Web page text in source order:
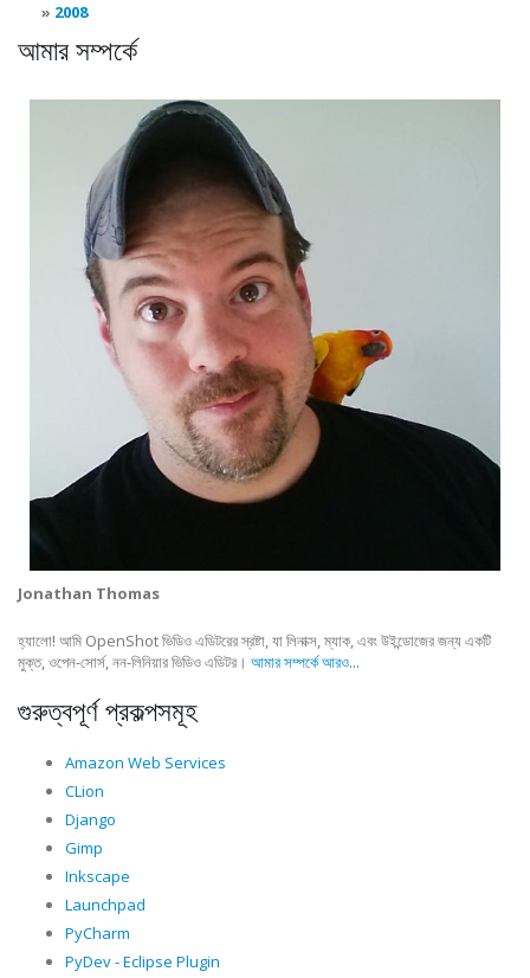
2008
আমার সম্পর্কে
Jonathan Thomas
হ্যালো! আমি OpenShot ভিডিও এডিটরের স্রষ্টা, যা লিনাক্স, ম্যাক, এবং উইন্ডোজের জন্য একটি
মুক্ত, ওপেন-সোর্স, নন-লিনিয়ার ভিডিও এডিটর। আমার সম্পর্কে আরও...
গুরুত্বপূর্ণ প্রকল্পসমূহ
Amazon Web Services
CLion
Django
Gimp
Inkscape
Launchpad
PyCharm
PyDev - Eclipse Plugin